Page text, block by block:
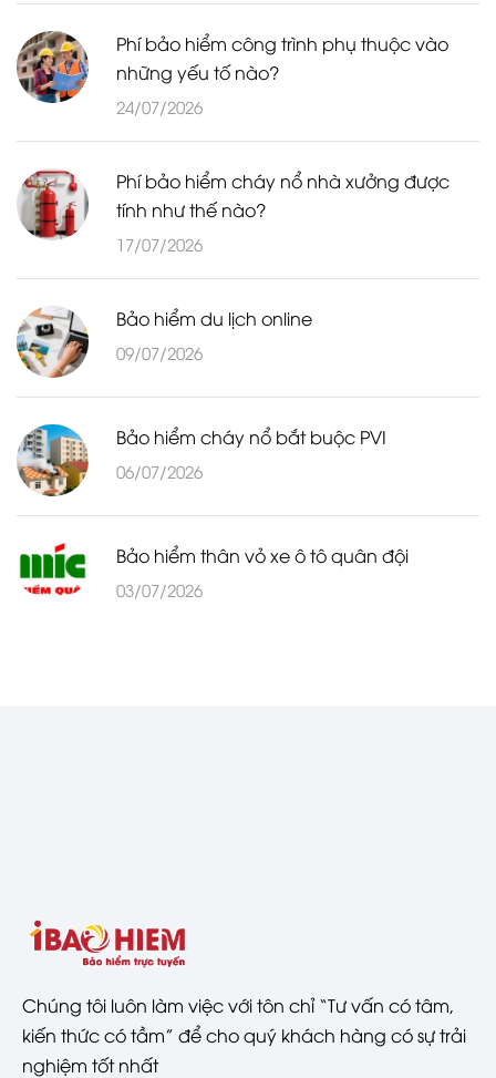
Phí bảo hiểm công trình phụ thuộc vào
những yếu tố nào?
24/07/2026
Phí bảo hiểm cháy nổ nhà xưởng được
tính như thế nào?
17/07/2026
Bảo hiểm du lịch online
09/07/2026
Bảo hiểm cháy nổ bắt buộc PVI
06/07/2026
Bảo hiểm thân vỏ xe ô tô quân đội
03/07/2026
Chúng tôi luôn làm việc với tôn chỉ “Tư vấn có tâm,
kiến thức có tầm” để cho quý khách hàng có sự trải
nghiệm tốt nhất